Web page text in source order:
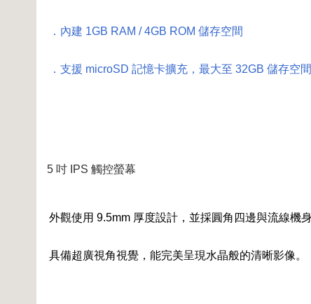
．內建 1GB RAM / 4GB ROM 儲存空間
．支援 microSD 記憶卡擴充，最大至 32GB 儲存空間
5 吋 IPS 觸控螢幕
外觀使用 9.5mm 厚度設計，並採圓角四邊與流線機
具備超廣視角視覺，能完美呈現水晶般的清晰影像。